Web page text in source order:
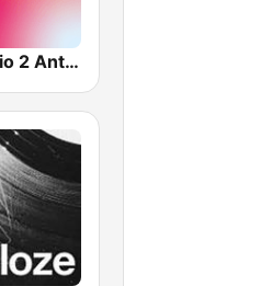
VRT Radio 2 Antwerpen